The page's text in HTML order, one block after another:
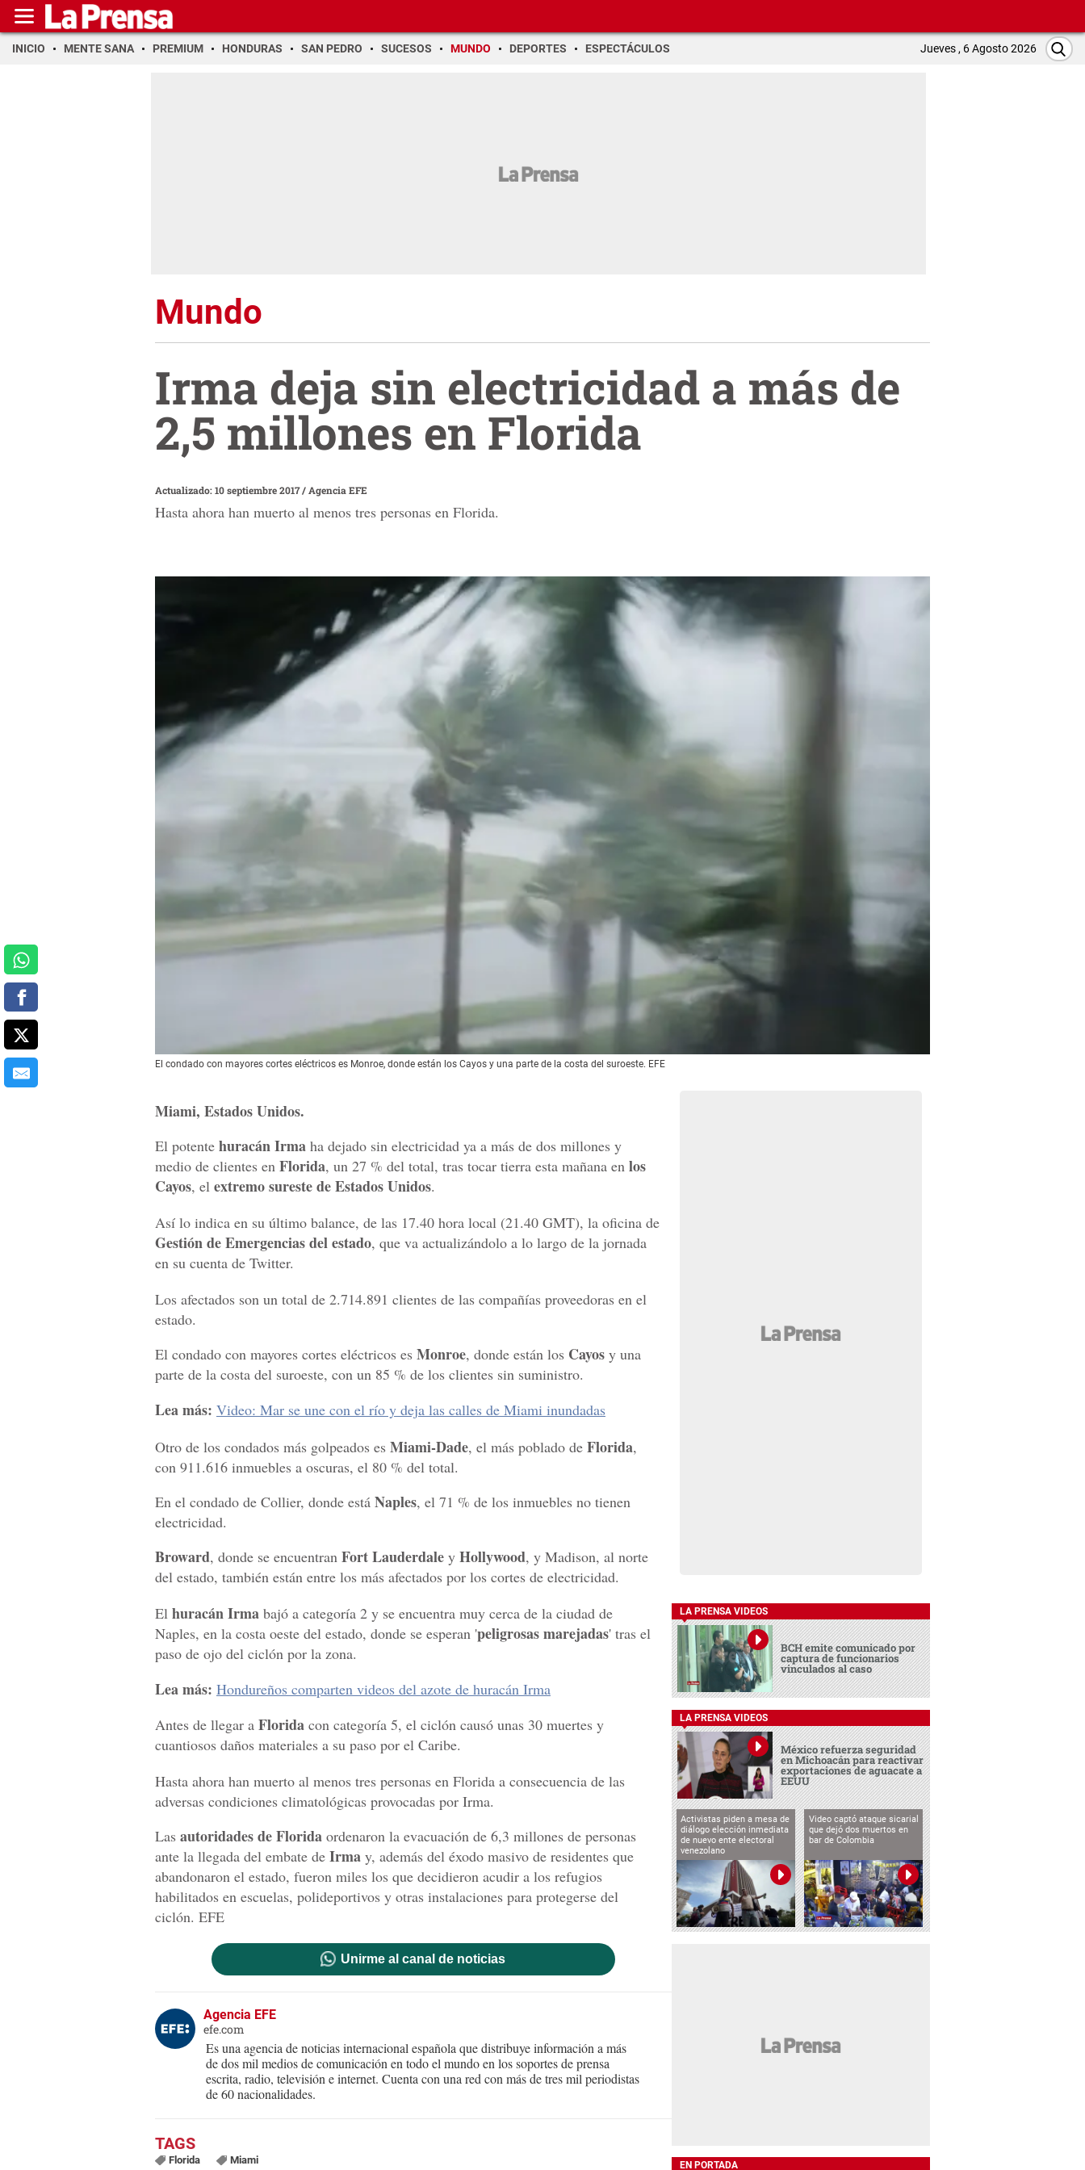
INICIO MENTE SANA PREMIUM HONDURAS SAN PEDRO SUCESOS MUNDO DEPORTES ESPECTÁCULOS Jueves , 6 Agosto 2026
Mundo
Irma deja sin electricidad a más de
2,5 millones en Florida
Actualizado: 10 septiembre 2017/ Agencia EFE
Hasta ahora han muerto al menos tres personas en Florida.
El condado con mayores cortes eléctricos es Monroe, donde están los Cayos y una parte de la costa del suroeste. EFE
Miami, Estados Unidos.
El potente huracán Irma ha dejado sin electricidad ya a más de dos millones y
medio de clientes en Florida, un 27 % del total, tras tocar tierra esta mañana en los
Cayos, el extremo sureste de Estados Unidos.
Así lo indica en su último balance, de las 17.40 hora local (21.40 GMT), la oficina de
Gestión de Emergencias del estado, que va actualizándolo a lo largo de la jornada
en su cuenta de Twitter.
Los afectados son un total de 2.714.891 clientes de las compañías proveedoras en el
estado.
El condado con mayores cortes eléctricos es Monroe, donde están los Cayos y una
parte de la costa del suroeste, con un 85 % de los clientes sin suministro.
Lea más: Video: Mar se une con el río y deja las calles de Miami inundadas
Otro de los condados más golpeados es Miami-Dade, el más poblado de Florida,
con 911.616 inmuebles a oscuras, el 80 % del total.
En el condado de Collier, donde está Naples, el 71 % de los inmuebles no tienen
electricidad.
Broward, donde se encuentran Fort Lauderdale y Hollywood, y Madison, al norte
del estado, también están entre los más afectados por los cortes de electricidad.
El huracán Irma bajó a categoría 2 y se encuentra muy cerca de la ciudad de
Naples, en la costa oeste del estado, donde se esperan 'peligrosas marejadas' tras el
paso de ojo del ciclón por la zona.
Lea más: Hondureños comparten videos del azote de huracán Irma
Antes de llegar a Florida con categoría 5, el ciclón causó unas 30 muertes y
cuantiosos daños materiales a su paso por el Caribe.
Hasta ahora han muerto al menos tres personas en Florida a consecuencia de las
adversas condiciones climatológicas provocadas por Irma.
Las autoridades de Florida ordenaron la evacuación de 6,3 millones de personas
ante la llegada del embate de Irma y, además del éxodo masivo de residentes que
abandonaron el estado, fueron miles los que decidieron acudir a los refugios
habilitados en escuelas, polideportivos y otras instalaciones para protegerse del
ciclón. EFE
Unirme al canal de noticias
Agencia EFE
efe.com
Es una agencia de noticias internacional española que distribuye información a más
de dos mil medios de comunicación en todo el mundo en los soportes de prensa
escrita, radio, televisión e internet. Cuenta con una red con más de tres mil periodistas
de 60 nacionalidades.
Florida Miami
LA PRENSA VIDEOS
BCH emite comunicado por
captura de funcionarios
vinculados al caso
LA PRENSA VIDEOS
México refuerza seguridad
en Michoacán para reactivar
exportaciones de aguacate a
EEUU
Activistas piden a mesa de
diálogo elección inmediata
de nuevo ente electoral
venezolano
Video captó ataque sicarial
que dejó dos muertos en
bar de Colombia
EN PORTADA